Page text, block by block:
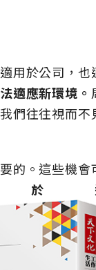
用於公司，也
適應新環境。
們往往視而
的。這些機